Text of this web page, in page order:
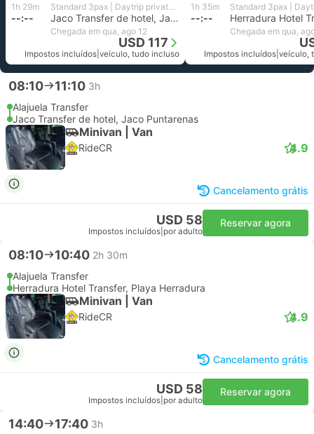
1h 29m Standard 3pax | Daytrip private transfer with English speaking driver
--:-- Jaco Transfer de hotel, Jaco Puntarenas
Chegada em qua, ago 12
USD 117
Impostos incluídos veículo, tudo incluso
1h 35m
--:--
Chegada em qua,
Impostos incluídos veículo,
08:10 11:10 3h
Alajuela Transfer
Jaco Transfer de hotel, Jaco Puntarenas
Minivan | Van
RideCR 4.9
Cancelamento grátis
USD 58
Impostos incluídos por adulto
Reservar agora
08:10 10:40 2h 30m
Alajuela Transfer
Herradura Hotel Transfer, Playa Herradura
Minivan | Van
RideCR 4.9
Cancelamento grátis
USD 58
Impostos incluídos por adulto
Reservar agora
14:40 17:40 3h